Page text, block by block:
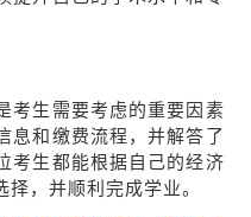
生需要考虑的重要因素
息和缴费流程，并解答了
考生都能根据自己的经济
，并顺利完成学业。